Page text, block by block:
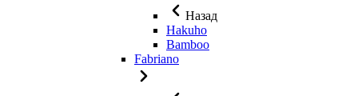
Назад
Hakuho
Bamboo
Fabriano